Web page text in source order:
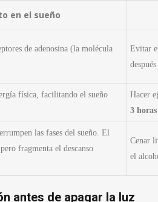
en el sueño
de adenosina (la molécula
Evitar
física, facilitando el sueño
Hacer
3
las fases del sueño. El
fragmenta el descanso
Cenar
el
antes de apagar la luz